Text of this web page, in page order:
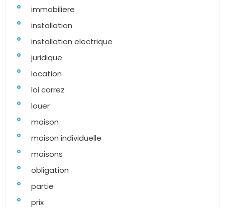
immobiliere
installation
installation electrique
juridique
location
loi carrez
louer
maison
maison individuelle
maisons
obligation
partie
prix